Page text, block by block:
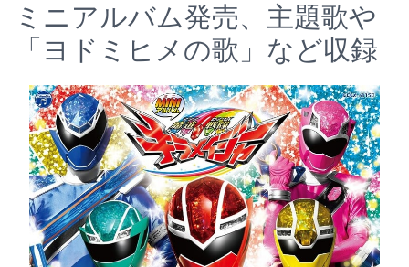
ミニアルバム発売、主題歌や
「ヨドミヒメの歌」など収録